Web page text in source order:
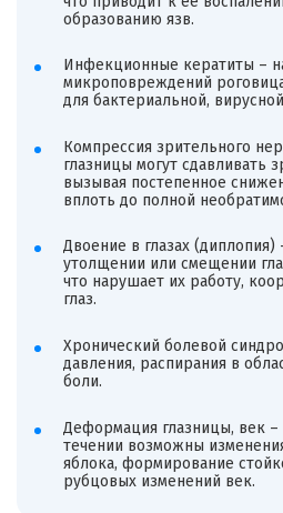
образованию язв.
Инфекционные кератиты –
микроповреждений
для бактериальной,
Компрессия зрительного
глазницы могут сдавливать
вызывая постепенное
вплоть до полной
Двоение в глазах (диплопия)
утолщении или смещении
что нарушает их работу,
глаз.
Хронический болевой
давления, распирания в
боли.
Деформация глазницы, век
течении возможны
яблока, формирование
рубцовых изменений век.